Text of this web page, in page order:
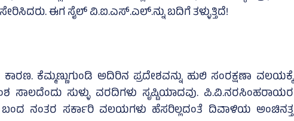
ಈಗ ಸೈಲ್‌ ವಿ.ಐ.ಎಸ್.ಎಲ್.ನ್ನು ಬದಿಗೆ ತಳ್ಳುತ್ತಿದೆ!
ಕೆಮ್ಮಣ್ಣುಗುಂಡಿ ಅದಿರಿನ ಪ್ರದೇಶವನ್ನು ಹುಲಿ ಸಂರಕ್ಷಣಾ ವಲಯಕ್ಕೆ
ಸುಳ್ಳು ವರದಿಗಳು ಸೃಷ್ಟಿಯಾದವು. ಪಿ.ವಿ.ನರಸಿಂಹರಾಯರ
ಬಂದ ನಂತರ ಸರ್ಕಾರಿ ವಲಯಗಳು ಹೆಸರಿಲ್ಲದಂತೆ ದಿವಾಳಿಯ ಅಂಚಿನತ್ತ